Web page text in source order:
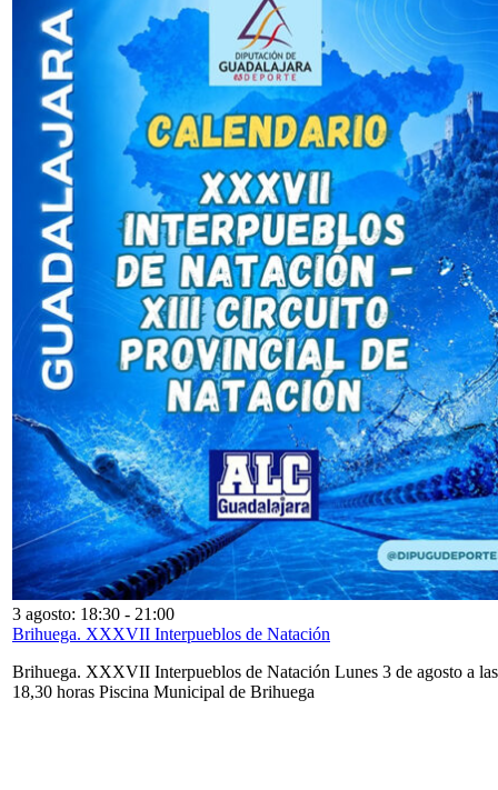
3 agosto: 18:30 - 21:00
Brihuega. XXXVII Interpueblos de Natación
Brihuega. XXXVII Interpueblos de Natación Lunes 3 de agosto a las
18,30 horas Piscina Municipal de Brihuega